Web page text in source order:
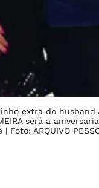
extra do husband
será a
| Foto: ARQUIVO